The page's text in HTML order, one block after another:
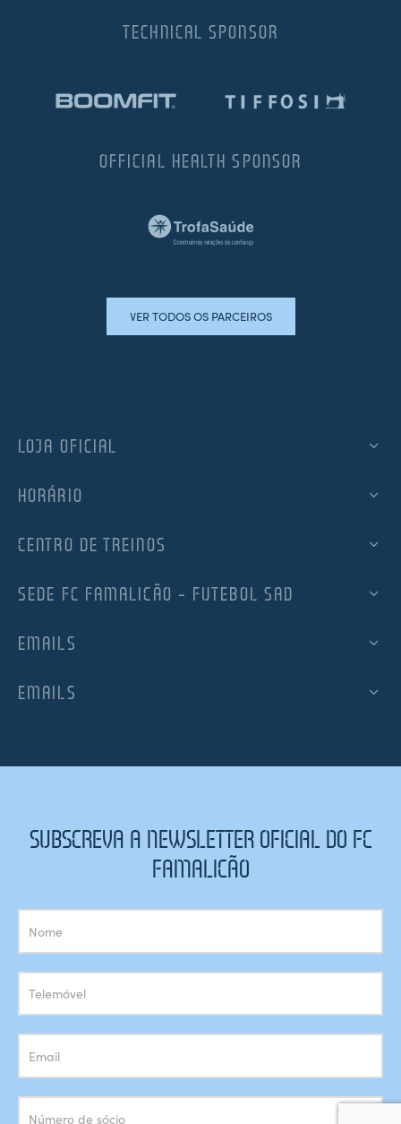
TECHNICAL SPONSOR
OFFICIAL HEALTH SPONSOR
VER TODOS OS PARCEIROS
LOJA OFICIAL
HORÁRIO
CENTRO DE TREINOS
SEDE FC FAMALICÃO – FUTEBOL SAD
EMAILS
EMAILS
SUBSCREVA A NEWSLETTER OFICIAL DO FC
FAMALICÃO
Subscrição
Newsletter